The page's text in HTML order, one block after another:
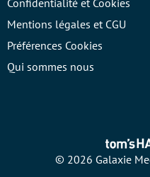
Mentions légales et CGU
Préférences Cookies
Qui sommes nous
© 2026 Galaxie